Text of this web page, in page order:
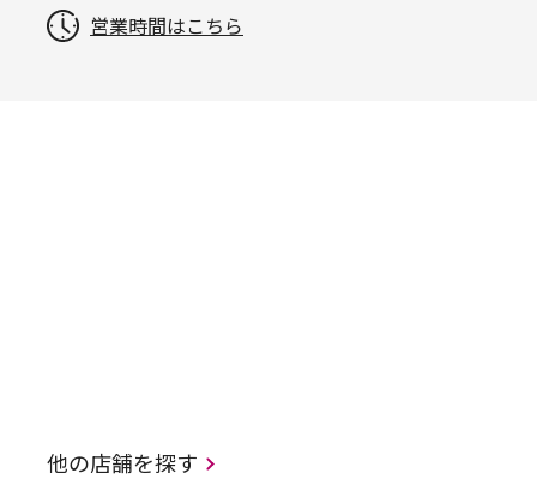
営業時間はこちら
他の店舗を探す